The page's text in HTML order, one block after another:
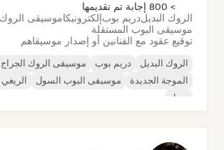
> 800 إجابة تم تقديمها
الروك البديلدريم بوبإلكترونيكاموسيقى الروك
موسيقى البوب المستقلة
توقيع عقود مع الفنانين أو إصدار موسيقاهم
الروك البديل دريم بوب
موسيقى الروك الجراج
الموجة الجديدة
موسيقى البوب السول الريغي
سول